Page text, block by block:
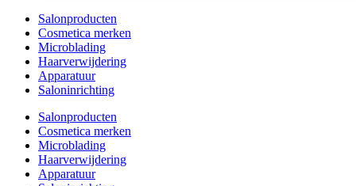
Salonproducten
Cosmetica merken
Microblading
Haarverwijdering
Apparatuur
Saloninrichting
Salonproducten
Cosmetica merken
Microblading
Haarverwijdering
Apparatuur